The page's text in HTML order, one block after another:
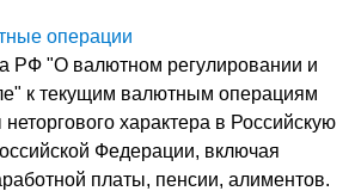
операции
РФ "О валютном регулировании и
к текущим валютным операциям
характера в Российскую
Федерации, включая
платы, пенсии, алиментов.